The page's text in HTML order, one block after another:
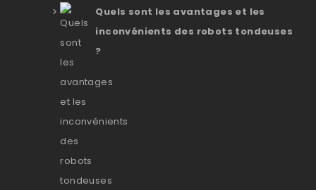
Quels sont les avantages et les
inconvénients des robots tondeuses
?